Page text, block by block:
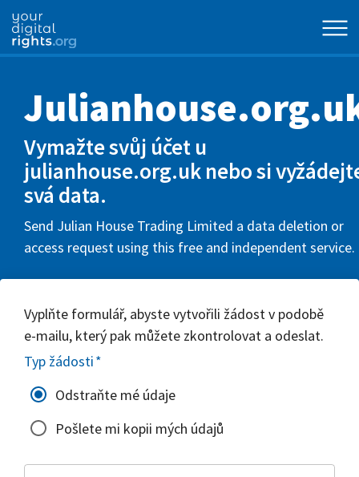
Vymažte svůj účet u
julianhouse.org.uk nebo si
svá data.
Send Julian House Trading Limited a data deletion or
access request using this free and independent service.
Vyplňte formulář, abyste vytvořili žádost v podobě
e-mailu, který pak můžete zkontrolovat a odeslat.
Typ žádosti*
Odstraňte mé údaje
Pošlete mi kopii mých údajů